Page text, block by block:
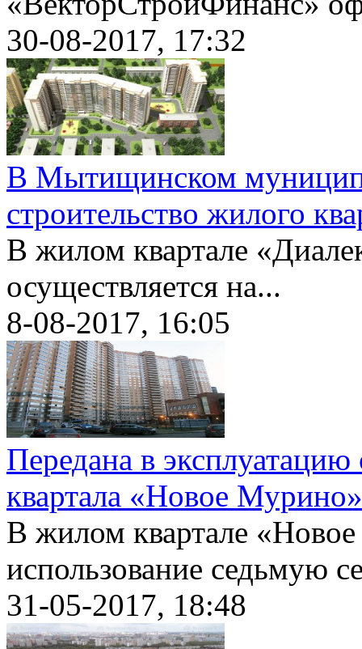
30-08-2017, 17:32
В Мытищинском
строительство жилого
В жилом квартале
осуществляется на...
8-08-2017, 16:05
Передана в
квартала «Новое Мурино»
В жилом квартале
использование седьмую
31-05-2017, 18:48